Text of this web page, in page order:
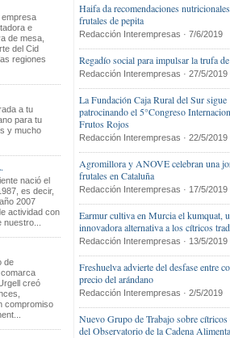
e
de mesa,
del Cid
regiones
a tu
para tu
y mucho
nació el
es decir,
2007
actividad con
de
creó
compromiso
Haifa da recomendaciones
frutales de pepita
Redacción Interempresas · 7/6/2019
Regadío social para impulsar la trufa
Redacción Interempresas · 27/5/2019
La Fundación Caja Rural del Sur sigue
patrocinando el 5°Congreso
Frutos Rojos
Redacción Interempresas · 22/5/2019
Agromillora y ANOVE celebran una
frutales en Cataluña
Redacción Interempresas · 17/5/2019
Earmur cultiva en Murcia el kumquat,
innovadora alternativa a los cítricos
Redacción Interempresas · 13/5/2019
Freshuelva advierte del desfase entre
precio del arándano
Redacción Interempresas · 2/5/2019
Nuevo Grupo de Trabajo sobre cítricos
del Observatorio de la Cadena